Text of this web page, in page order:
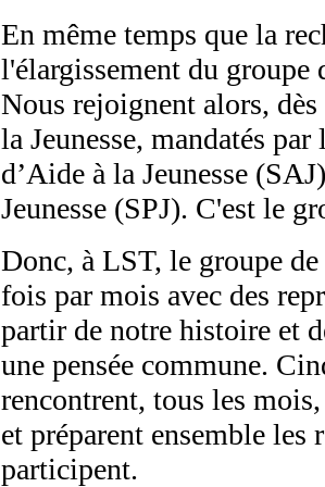
En même temps que la
l'élargissement du
Nous rejoignent alors,
la Jeunesse, mandatés
d’Aide à la Jeunesse
Jeunesse (SPJ). C'est le
Donc, à LST, le groupe
fois par mois avec des
partir de notre histoire et
une pensée commune.
rencontrent, tous les
et préparent ensemble
participent.